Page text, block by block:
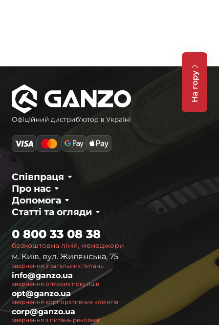
На гору
Про нас
Співпраця
Статті та огляди
Допомога
безкоштовна лінія, менеджери
0 800 33 08 38
м. Київ, вул. Жилянська, 75
звернення з загальних питань
info@ganzo.ua
звернення оптових покупців
opt@ganzo.ua
звернення корпоративних клієнтів
corp@ganzo.ua
звернення з питань реклами